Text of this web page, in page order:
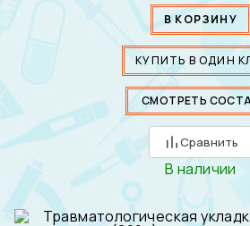
В КОРЗИНУ
КУПИТЬ В ОДИН
СМОТРЕТЬ
Сравнить
В наличии